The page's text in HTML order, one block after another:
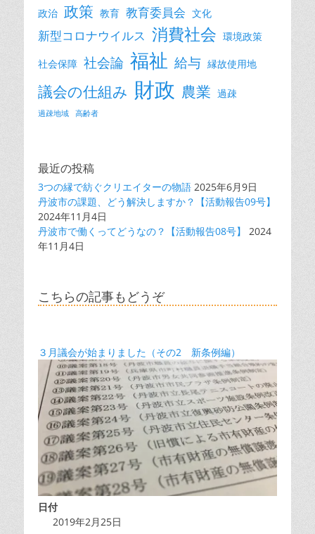
政治 政策 教育 教育委員会 文化
新型コロナウイルス 消費社会 環境政策
社会保障 社会論 福祉 給与 縁故使用地
議会の仕組み 財政 農業 過疎
過疎地域 高齢者
最近の投稿
3つの縁で紡ぐクリエイターの物語 2025年6月9日
丹波市の課題、どう解決しますか？【活動報告09号】
2024年11月4日
丹波市で働くってどうなの？【活動報告08号】
2024
年11月4日
こちらの記事もどうぞ
３月議会が始まりました（その2 新条例編）
日付
2019年2月25日